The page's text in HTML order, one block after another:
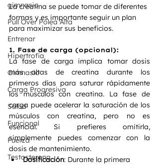
gimnasio
Pull Over Polea Alta
Entrenar
Hipertrofia
Gimnasio
Carga Progresiva
Salud
Funcional
Fuerza
Testosterona
La creatina se puede tomar de diferentes
formas y es importante seguir un plan
para maximizar sus beneficios.
1. Fase de carga (opcional):
La fase de carga implica tomar dosis
más altas de creatina durante los
primeros días para saturar rápidamente
los músculos con creatina. La fase de
carga puede acelerar la saturación de los
músculos con creatina, pero no es
esencial. Si prefieres omitirla,
simplemente puedes comenzar con la
dosis de mantenimiento.
Dosificación: Durante la primera